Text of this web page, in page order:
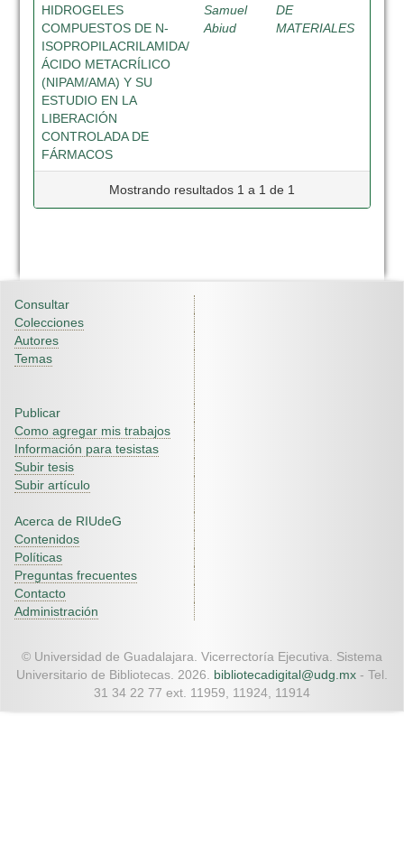
HIDROGELES
COMPUESTOS DE N-
ISOPROPILACRILAMIDA/
ÁCIDO METACRÍLICO
(NIPAM/AMA) Y SU
ESTUDIO EN LA
LIBERACIÓN
CONTROLADA DE
FÁRMACOS
Samuel
Abiud
DE
MATERIALES
Mostrando resultados 1 a 1 de 1
Consultar
Colecciones
Autores
Temas
Publicar
Como agregar mis trabajos
Información para tesistas
Subir tesis
Subir artículo
Acerca de RIUdeG
Contenidos
Políticas
Preguntas frecuentes
Contacto
Administración
© Universidad de Guadalajara. Vicerrectoría Ejecutiva. Sistema
Universitario de Bibliotecas. 2026. bibliotecadigital@udg.mx - Tel.
31 34 22 77 ext. 11959, 11924, 11914